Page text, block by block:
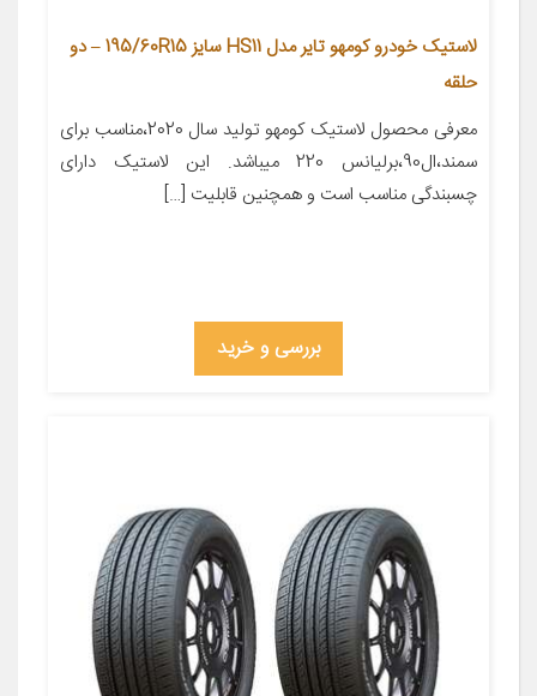
لاستیک خودرو کومهو تایر مدل HS11 سایز 195/60R15 – دو
حلقه
معرفی محصول لاستیک کومهو تولید سال 2020،مناسب برای
سمند،ال90،برلیانس 220 میباشد. این لاستیک دارای
چسبندگی مناسب است و همچنین قابلیت […]
بررسی و خرید